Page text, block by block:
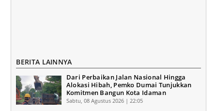
BERITA LAINNYA
Dari Perbaikan Jalan Nasional Hingga
Alokasi Hibah, Pemko Dumai Tunjukkan
Komitmen Bangun Kota Idaman
Sabtu, 08 Agustus 2026 | 22:05